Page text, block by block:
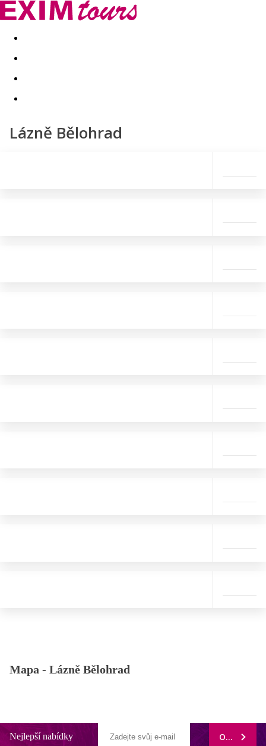
Akční nabídky Last minute
Lázně Bělohrad
Mapa - Lázně Bělohrad
Nejlepší nabídky ODEBÍRAT